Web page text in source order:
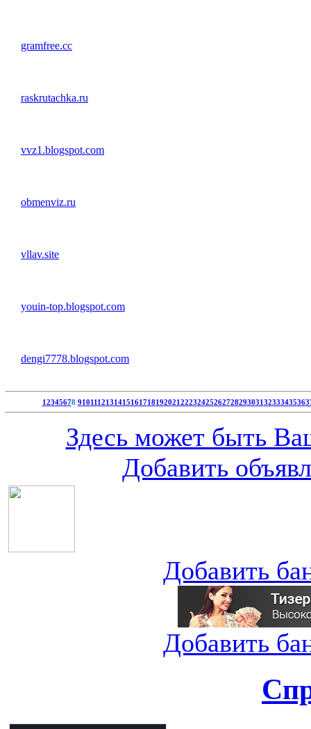
gramfree.cc
raskrutachka.ru
vvz1.blogspot.com
obmenviz.ru
vllav.site
youin-top.blogspot.com
dengi7778.blogspot.com
12345678 9101112131415161718192021222324252627282930313233343536
Здесь может быть
Добавить
Добавить
Добавить